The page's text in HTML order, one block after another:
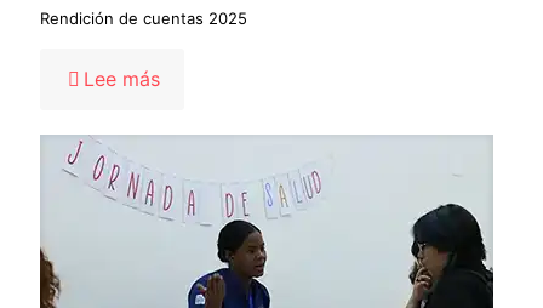
Rendición de cuentas 2025
Lee más-
2025